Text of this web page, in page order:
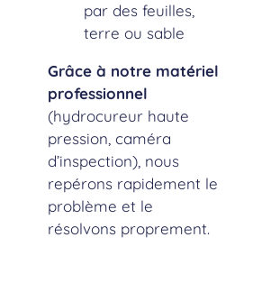
par des feuilles,
terre ou sable
Grâce à notre matériel
professionnel
(hydrocureur haute
pression, caméra
d’inspection), nous
repérons rapidement le
problème et le
résolvons proprement.